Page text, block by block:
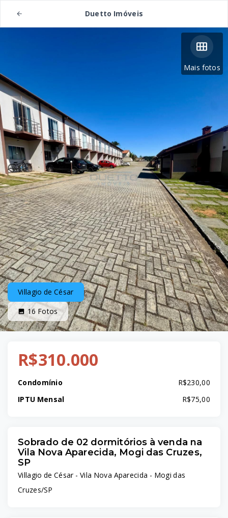
Duetto Imóveis
Mais fotos
Villagio de César
16 Fotos
R$310.000
Condomínio
R$230,00
IPTU Mensal
R$75,00
Sobrado de 02 dormitórios à venda na
Vila Nova Aparecida, Mogi das Cruzes,
SP
Villagio de César -Vila Nova Aparecida - Mogi das
Cruzes/SP